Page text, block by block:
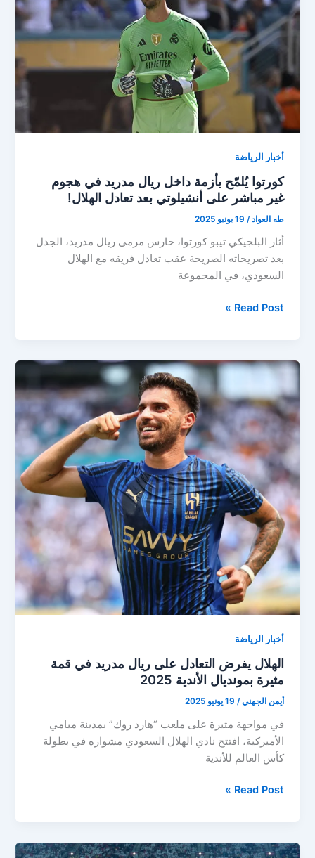
16
من
كأس
للأندية
2025
أخبار الرياضة
كورتوا يُلمّح بأزمة داخل ريال مدريد في هجوم
غير مباشر على أنشيلوتي بعد تعادل الهلال!
طه العواد/ 19 يونيو 2025
أثار البلجيكي تيبو كورتوا، حارس مرمى ريال مدريد، الجدل
بعد تصريحاته الصريحة عقب تعادل فريقه مع الهلال
السعودي، في المجموعة
كورتوا
داخل
ريال
مدريد
في
هجوم
غير
مباشر
على
أنشيلوتي
بعد
تعادل
الهلال!
Read Post »
أخبار الرياضة
الهلال يفرض التعادل على ريال مدريد في قمة
مثيرة بمونديال الأندية 2025
أيمن الجهني/ 19 يونيو 2025
في مواجهة مثيرة على ملعب “هارد روك” بمدينة ميامي
الأميركية، افتتح نادي الهلال السعودي مشواره في بطولة
كأس العالم للأندية
الهلال
على
Read Post »